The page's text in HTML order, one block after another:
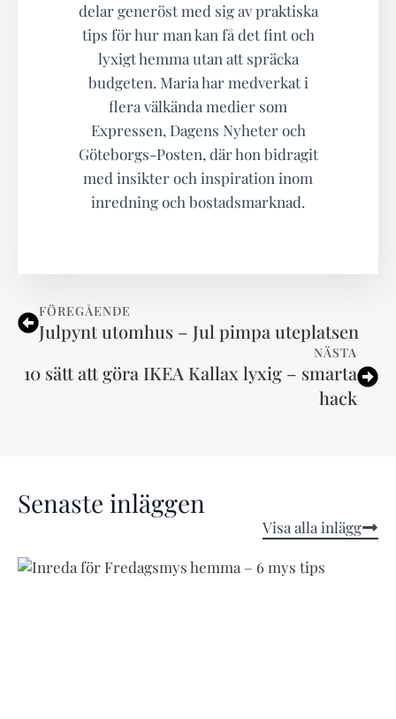
delar generöst med sig av praktiska
tips för hur man kan få det fint och
lyxigt hemma utan att spräcka
budgeten. Maria har medverkat i
flera välkända medier som
Expressen, Dagens Nyheter och
Göteborgs-Posten, där hon bidragit
med insikter och inspiration inom
inredning och bostadsmarknad.
FÖREGÅENDE
Julpynt utomhus – Jul pimpa uteplatsen
NÄSTA
10 sätt att göra IKEA Kallax lyxig – smarta
hack
Senaste inläggen
Visa alla inlägg